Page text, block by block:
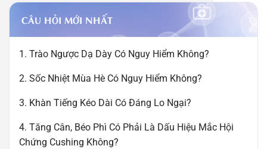
CÂU HỎI MỚI NHẤT
1. Trào Ngược Dạ Dày Có Nguy Hiểm Không?
2. Sốc Nhiệt Mùa Hè Có Nguy Hiểm Không?
3. Khàn Tiếng Kéo Dài Có Đáng Lo Ngại?
4. Tăng Cân, Béo Phì Có Phải Là Dấu Hiệu Mắc Hội
Chứng Cushing Không?